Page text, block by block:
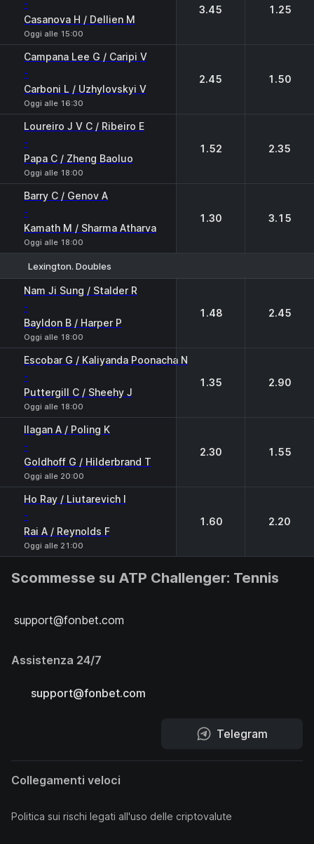
-
Casanova H / Dellien M
Oggi alle 15:00
3.45 1.25
Campana Lee G / Caripi V
-
Carboni L / Uzhylovskyi V
Oggi alle 16:30
2.45 1.50
Loureiro J V C / Ribeiro E
-
Papa C / Zheng Baoluo
Oggi alle 18:00
1.52 2.35
Barry C / Genov A
-
Kamath M / Sharma Atharva
Oggi alle 18:00
1.30 3.15
Lexington. Doubles
Nam Ji Sung / Stalder R
-
Bayldon B / Harper P
Oggi alle 18:00
1.48 2.45
Escobar G / Kaliyanda Poonacha N
-
Puttergill C / Sheehy J
Oggi alle 18:00
1.35 2.90
Ilagan A / Poling K
-
Goldhoff G / Hilderbrand T
Oggi alle 20:00
2.30 1.55
Ho Ray / Liutarevich I
-
Rai A / Reynolds F
Oggi alle 21:00
1.60 2.20
Scommesse su ATP Challenger: Tennis
support@fonbet.com
Assistenza 24/7
support@fonbet.com
Telegram
Collegamenti veloci
Politica sui rischi legati all'uso delle criptovalute